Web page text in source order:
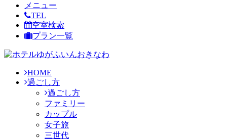
メニュー
TEL
空室検索
プラン一覧
HOME
過ごし方
過ごし方
ファミリー
カップル
女子旅
三世代